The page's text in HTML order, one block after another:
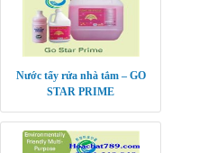
Nước tẩy rửa nhà tắm – GO
STAR PRIME